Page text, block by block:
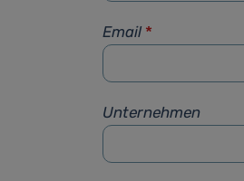
Email *
Unternehmen